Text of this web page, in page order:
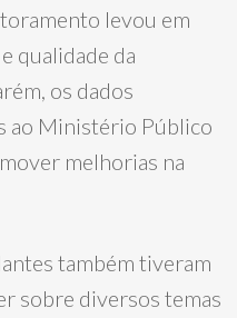
levou em
qualidade da
os dados
ao Ministério Público
melhorias na
também tiveram
sobre diversos temas